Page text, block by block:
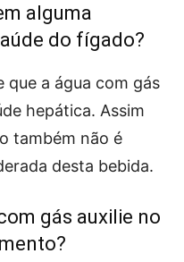
alguma
do fígado?
que a água com gás
hepática. Assim
também não é
desta bebida.
gás auxilie no